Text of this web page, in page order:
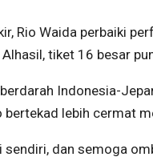
Rio Waida perbaiki
tiket 16 besar
Indonesia-
bertekad lebih cermat
dan semoga